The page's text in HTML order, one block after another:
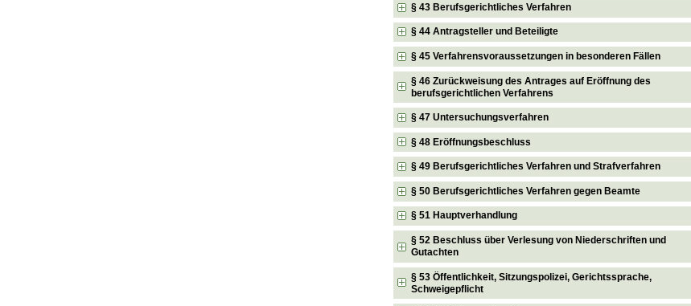
§ 43 Berufsgerichtliches Verfahren
§ 44 Antragsteller und Beteiligte
§ 45 Verfahrensvoraussetzungen in besonderen Fällen
§ 46 Zurückweisung des Antrages auf Eröffnung des
berufsgerichtlichen Verfahrens
§ 47 Untersuchungsverfahren
§ 48 Eröffnungsbeschluss
§ 49 Berufsgerichtliches Verfahren und Strafverfahren
§ 50 Berufsgerichtliches Verfahren gegen Beamte
§ 51 Hauptverhandlung
§ 52 Beschluss über Verlesung von Niederschriften und
Gutachten
§ 53 Öffentlichkeit, Sitzungspolizei, Gerichtssprache,
Schweigepflicht